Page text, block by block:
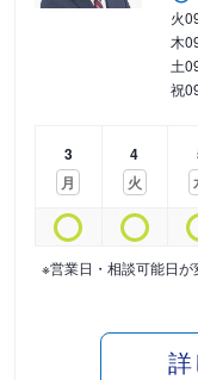
火
木
土
祝
3
月
4
火
※営業日・相談可能日
詳